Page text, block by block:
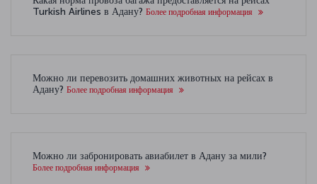
Turkish Airlines в Адану? Более подробная информация
Можно ли перевозить домашних животных на рейсах в
Адану? Более подробная информация
Можно ли забронировать авиабилет в Адану за мили?
Более подробная информация